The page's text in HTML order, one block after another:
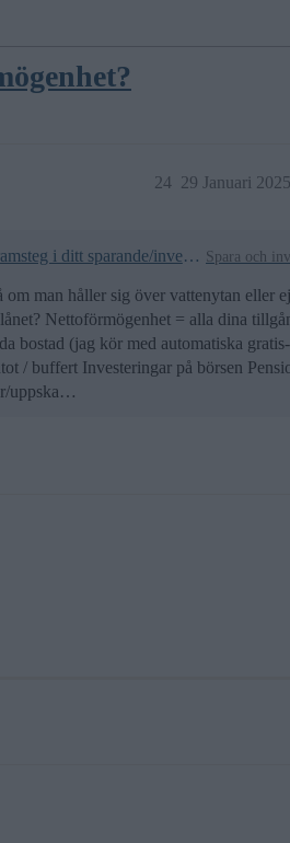
29 Januari
24
Räkna ut din nettoförmögenhet för att följa dina faktiska framsteg i ditt sparande/investerande
om man håller sig över vattenytan eller
Nettoförmögenhet = alla dina
bostad (jag kör med automatiska gratis-
/ buffert Investeringar på börsen
uppska…